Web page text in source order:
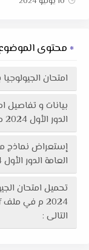
محتوى
امتحان الجيولوجيا
بيانات و تفاصيل
الدور الأول 2024 م :
إستعراض نماذج من
العامة الدور الأول 2024 م هنا عبر موقعنا "تعليمك أونلاين"
تحميل امتحان
التالى :